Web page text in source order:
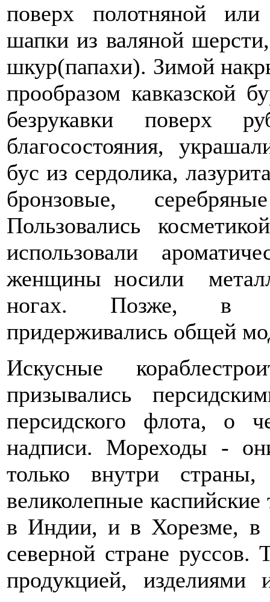
поверх полотняной
шапки из валяной
шкур(папахи). Зимой
прообразом кавказской
безрукавки поверх
благосостояния,
бус из сердолика,
бронзовые,
Пользовались
использовали
женщины носили
ногах. Позже, в
придерживались общей
Искусные
призывались
персидского флота, о
надписи. Мореходы -
только внутри
великолепные
в Индии, и в Хорезме, в
северной стране руссов.
продукцией,